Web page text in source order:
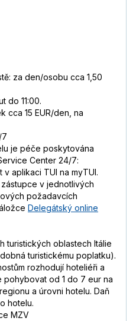
za den/osobu cca 1,50
do 11:00.
cca 15 EUR/den, na
7
je péče poskytována
Center 24/7:
aplikaci TUI na myTUI.
v jednotlivých
požadavcích
Delegátský online
turistických oblastech Itálie
turistickému poplatku).
rozhodují hoteliéři a
pohybovat od 1 do 7 eur na
a úrovni hotelu. Daň
hotelu.
MZV